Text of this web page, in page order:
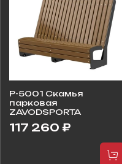
P-5001 Скамья
парковая
ZAVODSPORTA
117 260 ₽